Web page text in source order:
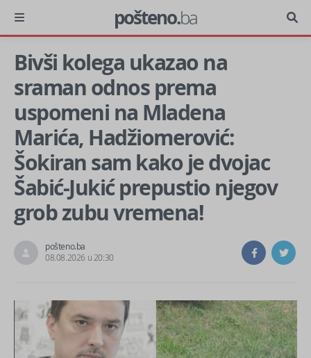
pošteno.ba
Bivši kolega ukazao na
sraman odnos prema
uspomeni na Mladena
Marića, Hadžiomerović:
Šokiran sam kako je dvojac
Šabić-Jukić prepustio njegov
grob zubu vremena!
pošteno.ba
08.08.2026 u 20:30